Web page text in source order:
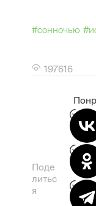
#сонночью
197616
Поде
литьс
я